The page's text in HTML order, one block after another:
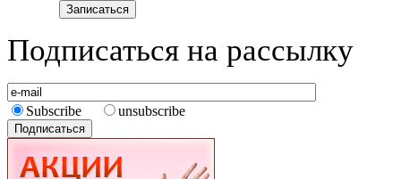
Подписаться на рассылку
Subscribe unsubscribe